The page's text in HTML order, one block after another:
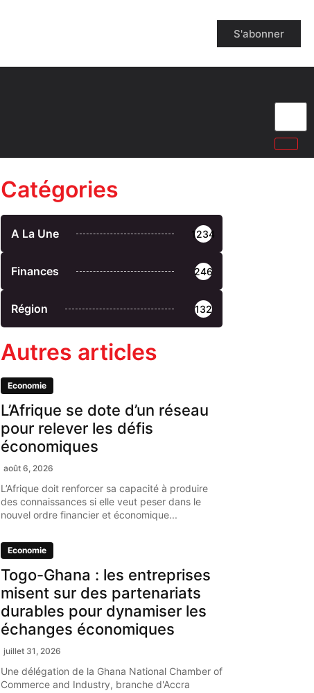
S'abonner
Catégories
A La Une 1234
Finances 246
Région 132
Autres articles
Economie
L’Afrique se dote d’un réseau
pour relever les défis
économiques
août 6, 2026
L’Afrique doit renforcer sa capacité à produire
des connaissances si elle veut peser dans le
nouvel ordre financier et économique...
Economie
Togo-Ghana : les entreprises
misent sur des partenariats
durables pour dynamiser les
échanges économiques
juillet 31, 2026
Une délégation de la Ghana National Chamber of
Commerce and Industry, branche d'Accra